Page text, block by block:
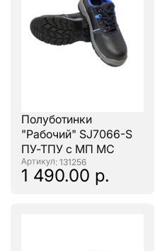
Полуботинки
"Рабочий" SJ7066-S
ПУ-ТПУ с МП МС
: 131256
1 490.00 р.